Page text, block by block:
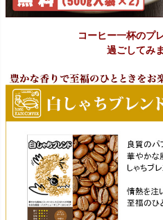
コーヒー一杯のプ
過ごしてみ